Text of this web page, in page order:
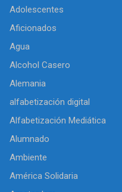
Adolescentes
Aficionados
Agua
Alcohol Casero
Alemania
alfabetización digital
Alfabetización Mediática
Alumnado
Ambiente
América Solidaria